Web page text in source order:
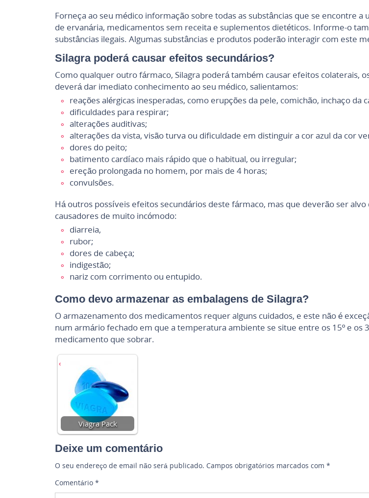
Forneça ao seu médico informação sobre todas as substâncias que se encontre
de ervanária, medicamentos sem receita e suplementos dietéticos. Informe-o
substâncias ilegais. Algumas substâncias e produtos poderão interagir com este
Silagra poderá causar efeitos secundários?
Como qualquer outro fármaco, Silagra poderá também causar efeitos colaterais,
deverá dar imediato conhecimento ao seu médico, salientamos:
reações alérgicas inesperadas, como erupções da pele, comichão, inchaço da
dificuldades para respirar;
alterações auditivas;
alterações da vista, visão turva ou dificuldade em distinguir a cor azul da cor
dores do peito;
batimento cardíaco mais rápido que o habitual, ou irregular;
ereção prolongada no homem, por mais de 4 horas;
convulsões.
Há outros possíveis efeitos secundários deste fármaco, mas que deverão ser
causadores de muito incómodo:
diarreia,
rubor;
dores de cabeça;
indigestão;
nariz com corrimento ou entupido.
Como devo armazenar as embalagens de Silagra?
O armazenamento dos medicamentos requer alguns cuidados, e este não é
num armário fechado em que a temperatura ambiente se situe entre os 15º e os
medicamento que sobrar.
Viagra Pack
Deixe um comentário
O seu endereço de email não será publicado. Campos obrigatórios marcados com *
Comentário *